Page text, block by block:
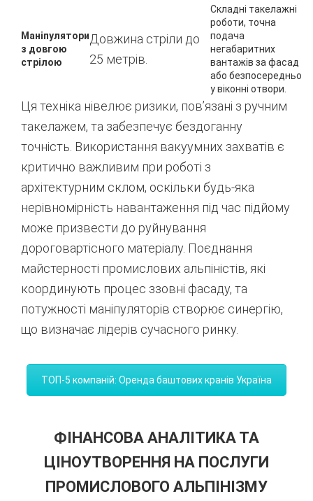
Маніпулятори
з довгою
стрілою
Довжина стріли до
25 метрів.
Складні такелажні
роботи, точна
подача
негабаритних
вантажів за фасад
або безпосередньо
у віконні отвори.
Ця техніка нівелює ризики, пов’язані з ручним
такелажем, та забезпечує бездоганну
точність. Використання вакуумних захватів є
критично важливим при роботі з
архітектурним склом, оскільки будь-яка
нерівномірність навантаження під час підйому
може призвести до руйнування
дороговартісного матеріалу. Поєднання
майстерності промислових альпіністів, які
координують процес ззовні фасаду, та
потужності маніпуляторів створює синергію,
що визначає лідерів сучасного ринку.
ТОП-5 компаній: Оренда баштових кранів Україна
ФІНАНСОВА АНАЛІТИКА ТА
ЦІНОУТВОРЕННЯ НА ПОСЛУГИ
ПРОМИСЛОВОГО АЛЬПІНІЗМУ